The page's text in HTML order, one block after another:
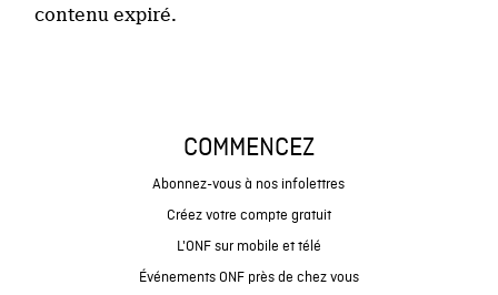
contenu expiré.
COMMENCEZ
Abonnez-vous à nos infolettres
Créez votre compte gratuit
L'ONF sur mobile et télé
Événements ONF près de chez vous